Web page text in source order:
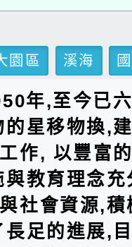
園區 溪海
年,至今已
的星移物換,
作, 以豐富
教育理念
社會資源,
足的進展,